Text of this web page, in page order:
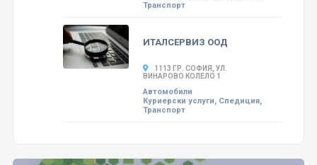
Транспорт
ИТАЛСЕРВИЗ ООД
1113 ГР. СОФИЯ, УЛ.
ВИНАРОВО КОЛЕЛО 1
Автомобили
Куриерски услуги, Спедиция,
Транспорт